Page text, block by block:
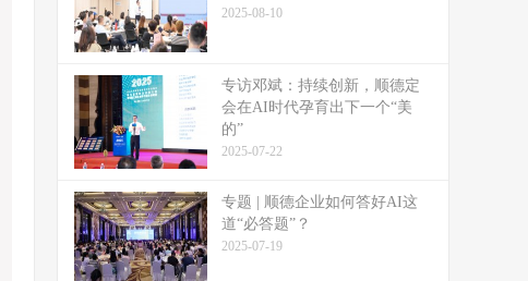
2025-08-10
专访邓斌：持续创新，顺德定
会在AI时代孕育出下一个“美
的”
2025-07-22
专题 | 顺德企业如何答好AI这
道“必答题”？
2025-07-19